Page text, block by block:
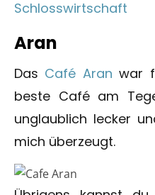
Schlosswirtschaft
Aran
Das Café Aran war
beste Café am
unglaublich lecker
mich überzeugt.